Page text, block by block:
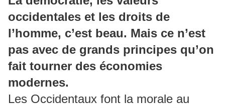
occidentales et les droits de
l’homme, c’est beau. Mais ce n’est
pas avec de grands principes qu’on
fait tourner des économies
modernes.
Les Occidentaux font la morale au